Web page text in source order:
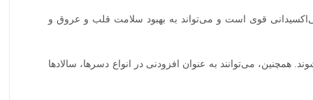
قوی است و می‌تواند به بهبود سلامت قلب و عروق و
می‌توانند به عنوان افزودنی در انواع دسرها، سالادها